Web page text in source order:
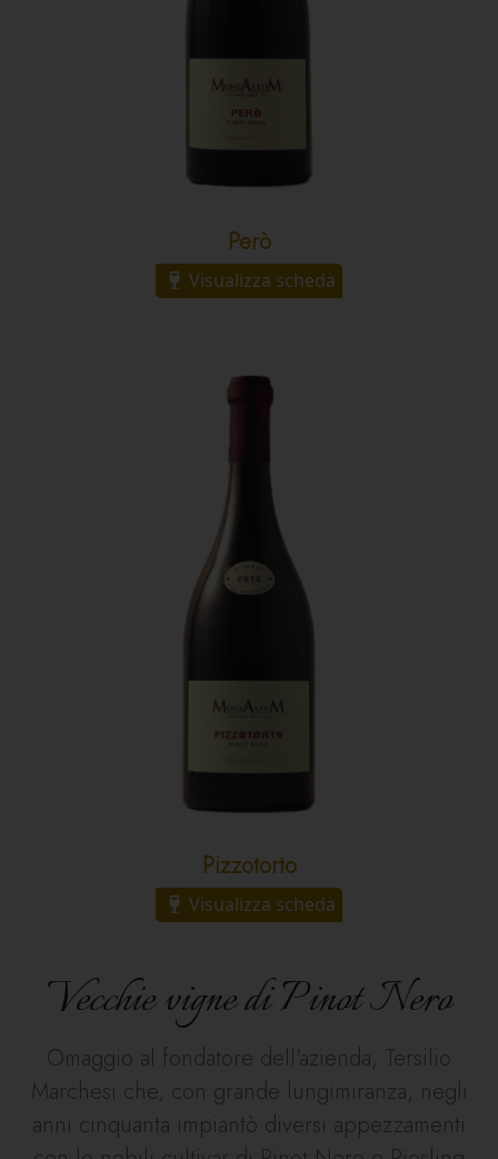
Però
Visualizza scheda
Pizzotorto
Visualizza scheda
Vecchie vigne di Pinot Nero
Omaggio al fondatore dell'azienda, Tersilio
Marchesi che, con grande lungimiranza, negli
anni cinquanta impiantò diversi appezzamenti